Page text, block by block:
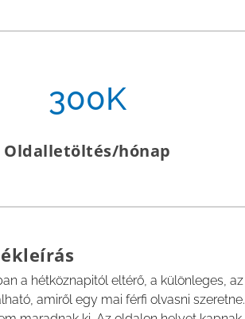
300K
Oldalletöltés/hónap
a hétköznapitól eltérő, a különleges,
amiről egy mai férfi olvasni